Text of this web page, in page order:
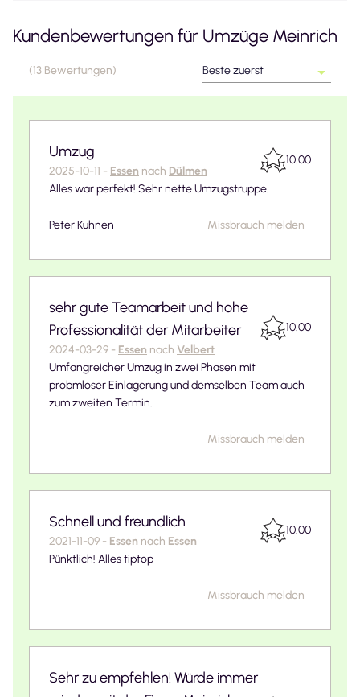
Kundenbewertungen für Umzüge Meinrich
(13 Bewertungen) Beste zuerst
Umzug
2025-10-11 - Essen nach Dülmen
10.00
Alles war perfekt! Sehr nette Umzugstruppe.
Peter Kuhnen Missbrauch melden
sehr gute Teamarbeit und hohe
Professionalität der Mitarbeiter
2024-03-29 - Essen nach Velbert
10.00
Umfangreicher Umzug in zwei Phasen mit
probmloser Einlagerung und demselben Team auch
zum zweiten Termin.
Missbrauch melden
Schnell und freundlich
2021-11-09 - Essen nach Essen
10.00
Pünktlich! Alles tiptop
Missbrauch melden
Sehr zu empfehlen! Würde immer